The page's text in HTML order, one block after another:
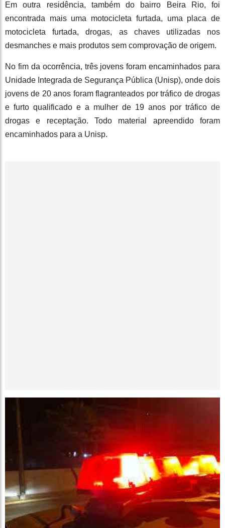
Em outra residência, também do bairro Beira Rio, foi
encontrada mais uma motocicleta furtada, uma placa de
motocicleta furtada, drogas, as chaves utilizadas nos
desmanches e mais produtos sem comprovação de origem.
No fim da ocorrência, três jovens foram encaminhados para
Unidade Integrada de Segurança Pública (Unisp), onde dois
jovens de 20 anos foram flagranteados por tráfico de drogas
e furto qualificado e a mulher de 19 anos por tráfico de
drogas e receptação. Todo material apreendido foram
encaminhados para a Unisp.